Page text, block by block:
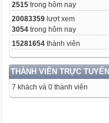
2515 trong hôm nay
20083359 lượt xem
3054 trong hôm nay
15281654 thành viên
THÀNH VIÊN TRỰC TUYẾN
7 khách và 0 thành viên